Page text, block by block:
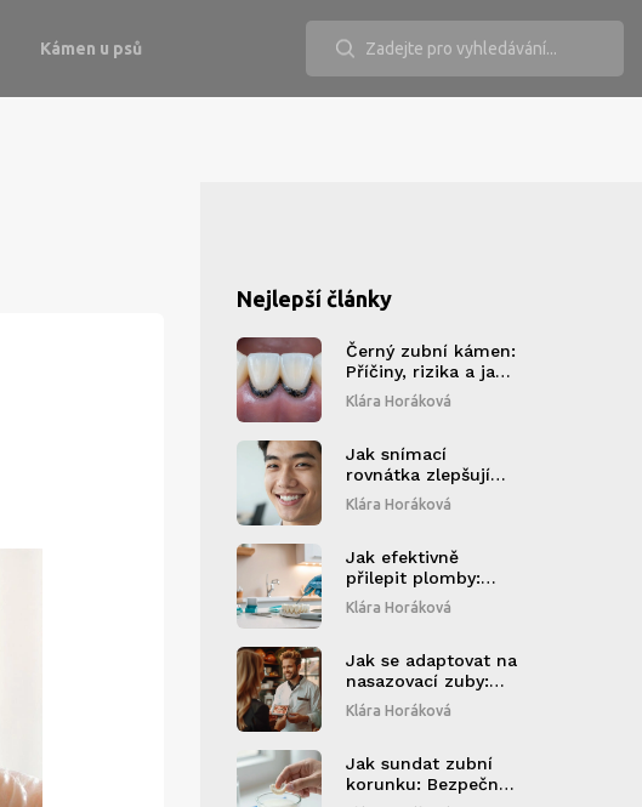
Kámen u psů
Nejlepší články
Černý zubní kámen:
Příčiny, rizika a jak
se ho zbavit
Klára Horáková
Jak snímací
rovnátka zlepšují
kvalitu života:
Komfort, vzhled a
Klára Horáková
Jak efektivně
přilepit plomby:
Tipy a triky
Klára Horáková
Jak se adaptovat na
nasazovací zuby:
Praktické tipy a
rady
Klára Horáková
Jak sundat zubní
korunku: Bezpečné